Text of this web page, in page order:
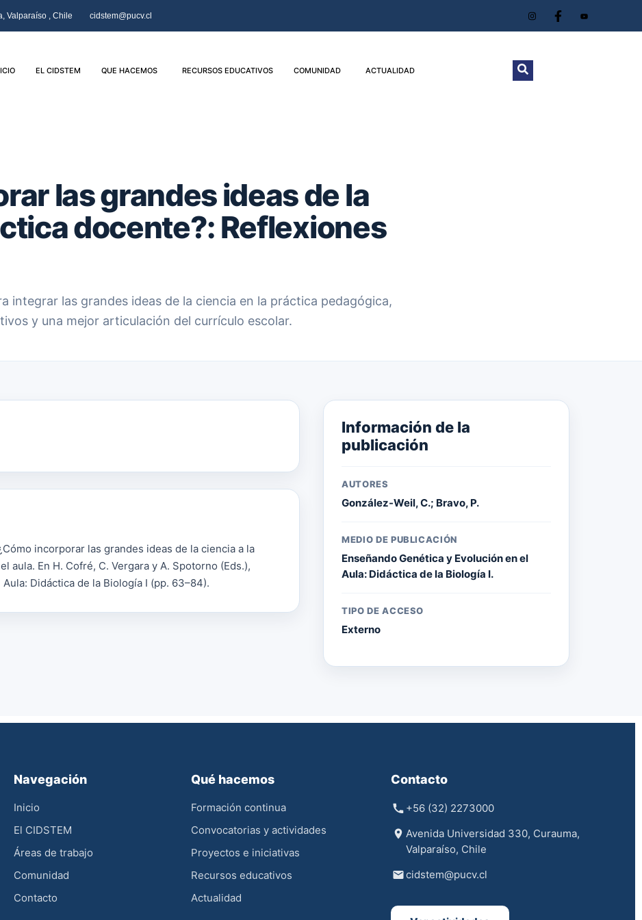
Valparaíso , Chile cidstem@pucv.cl
EL CIDSTEM QUE HACEMOS RECURSOS EDUCATIVOS COMUNIDAD ACTUALIDAD
las grandes ideas de la
docente?: Reflexiones
integrar las grandes ideas de la ciencia en la práctica pedagógica,
y una mejor articulación del currículo escolar.
incorporar las grandes ideas de la ciencia a la
aula. En H. Cofré, C. Vergara y A. Spotorno (Eds.),
Didáctica de la Biología I (pp. 63–84).
Información de la
publicación
AUTORES
González-Weil, C.; Bravo, P.
MEDIO DE PUBLICACIÓN
Enseñando Genética y Evolución en el
Aula: Didáctica de la Biología I.
TIPO DE ACCESO
Externo
Navegación
Inicio
El CIDSTEM
Áreas de trabajo
Comunidad
Contacto
Qué hacemos
Formación continua
Convocatorias y actividades
Proyectos e iniciativas
Recursos educativos
Actualidad
Contacto
+56 (32) 2273000
Avenida Universidad 330, Curauma,
Valparaíso, Chile
cidstem@pucv.cl